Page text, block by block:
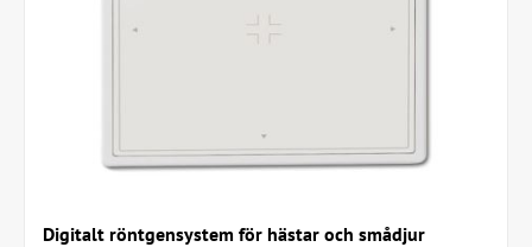
Digitalt röntgensystem för hästar och smådjur